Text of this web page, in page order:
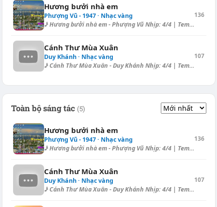
Hương bưởi nhà em
Phượng Vũ - 1947 · Nhạc vàng
♪ Hương bưởi nhà em - Phượng Vũ Nhịp: 4/4 | Tempo: 85 BPM | Điệu: Blues...
136
Cánh Thư Mùa Xuân
Duy Khánh · Nhạc vàng
♪ Cánh Thư Mùa Xuân - Duy Khánh Nhịp: 4/4 | Tempo: 136 BPM | Điệu: Blues...
107
Toàn bộ sáng tác (5)
Hương bưởi nhà em
Phượng Vũ - 1947 · Nhạc vàng
♪ Hương bưởi nhà em - Phượng Vũ Nhịp: 4/4 | Tempo: 85 BPM | Điệu: Blues...
136
Cánh Thư Mùa Xuân
Duy Khánh · Nhạc vàng
♪ Cánh Thư Mùa Xuân - Duy Khánh Nhịp: 4/4 | Tempo: 136 BPM | Điệu: Blues...
107